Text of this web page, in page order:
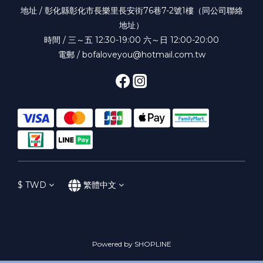
地址 / 彰化縣彰化市長樂里長安街76巷7-2號1樓（同公司聯絡
地址）
時間 / 三～五 12:30-19:00 六～日 12:00-20:00
電郵 / bofaloveyou@hotmail.com.tw
$ TWD 繁體中文
Powered by SHOPLINE